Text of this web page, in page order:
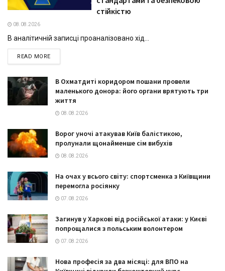
стійкістю
08.08.2026
В аналітичній записці проаналізовано хід...
READ MOREDETAILS
В Охматдиті коридором пошани провели
маленького донора: його органи врятують три
життя
08.08.2026
Ворог уночі атакував Київ балістикою,
пролунали щонайменше сім вибухів
08.08.2026
На очах у всього світу: спортсменка з Київщини
перемогла росіянку
07.08.2026
Загинув у Харкові від російської атаки: у Києві
попрощалися з польським волонтером
07.08.2026
Нова професія за два місяці: для ВПО на